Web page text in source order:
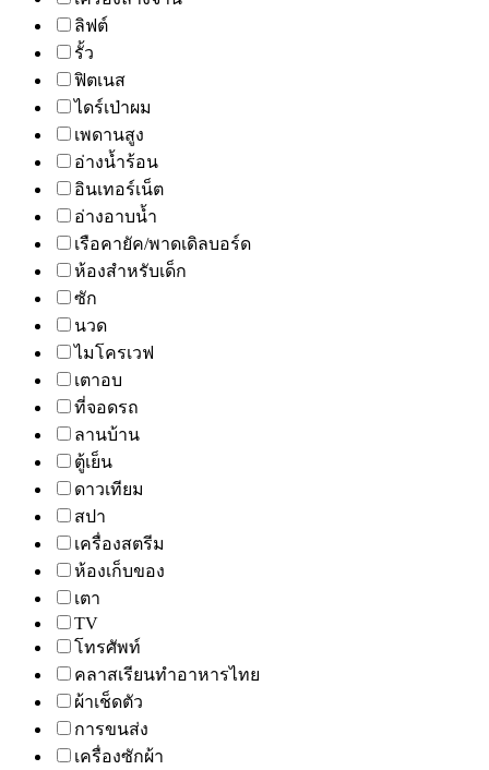
ลิฟต์
รั้ว
ฟิตเนส
ไดร์เป่าผม
เพดานสูง
อ่างน้ำร้อน
อินเทอร์เน็ต
อ่างอาบน้ำ
เรือคายัค/พาดเดิลบอร์ด
ห้องสำหรับเด็ก
ซัก
นวด
ไมโครเวฟ
เตาอบ
ที่จอดรถ
ลานบ้าน
ตู้เย็น
ดาวเทียม
สปา
เครื่องสตรีม
ห้องเก็บของ
เตา
TV
โทรศัพท์
คลาสเรียนทำอาหารไทย
ผ้าเช็ดตัว
การขนส่ง
เครื่องซักผ้า